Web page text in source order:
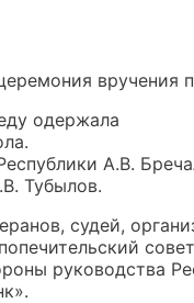
вручения
одержала
А.В.
Тубылов.
судей,
руководства